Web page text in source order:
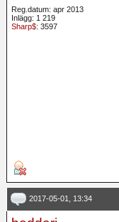
Reg.datum: apr 2013
Inlägg: 1 219
Sharp$: 3597
2017-05-01, 13:34